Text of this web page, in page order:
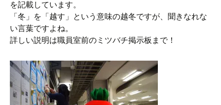
を記載しています。
「冬」を「越す」という意味の越冬ですが、聞きなれな
い言葉ですよね。
詳しい説明は職員室前のミツバチ掲示板まで！